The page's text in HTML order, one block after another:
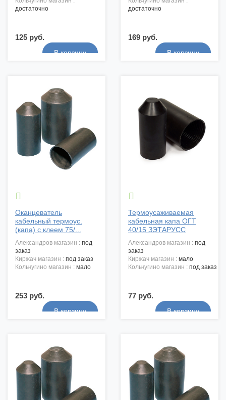
достаточно
125 руб.
достаточно
169 руб.

Оканцеватель
кабельный термоус.
(капа) с клеем 75/...
александров магазин : под
заказ
киржач магазин : под заказ
кольчугино магазин : мало
253 руб.

Термоусаживаемая
кабельная капа ОГТ
40/15 ЗЭТАРУСС
александров магазин : под
заказ
киржач магазин : мало
кольчугино магазин : под заказ
77 руб.